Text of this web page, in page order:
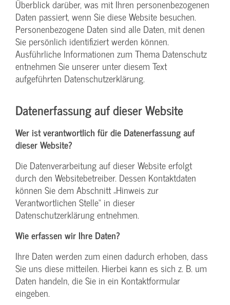
Überblick darüber, was mit Ihren personenbezogenen
Daten passiert, wenn Sie diese Website besuchen.
Personenbezogene Daten sind alle Daten, mit denen
Sie persönlich identifiziert werden können.
Ausführliche Informationen zum Thema Datenschutz
entnehmen Sie unserer unter diesem Text
aufgeführten Datenschutzerklärung.
Datenerfassung auf dieser Website
Wer ist verantwortlich für die Datenerfassung auf
dieser Website?
Die Datenverarbeitung auf dieser Website erfolgt
durch den Websitebetreiber. Dessen Kontaktdaten
können Sie dem Abschnitt „Hinweis zur
Verantwortlichen Stelle“ in dieser
Datenschutzerklärung entnehmen.
Wie erfassen wir Ihre Daten?
Ihre Daten werden zum einen dadurch erhoben, dass
Sie uns diese mitteilen. Hierbei kann es sich z. B. um
Daten handeln, die Sie in ein Kontaktformular
eingeben.